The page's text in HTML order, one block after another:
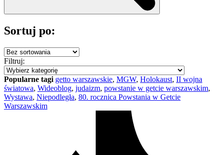
Sortuj po:
Filtruj:
Popularne tagi getto warszawskie, MGW, Holokaust, II wojna
światowa, Wideoblog, judaizm, powstanie w getcie warszawskim,
Wystawa, Niepodległa, 80. rocznica Powstania w Getcie
Warszawskim